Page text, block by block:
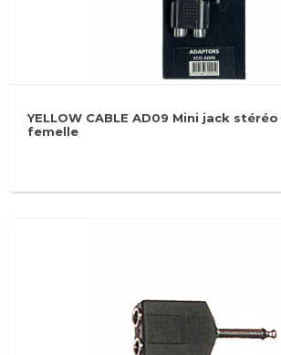
YELLOW CABLE AD09 Mini jack
femelle